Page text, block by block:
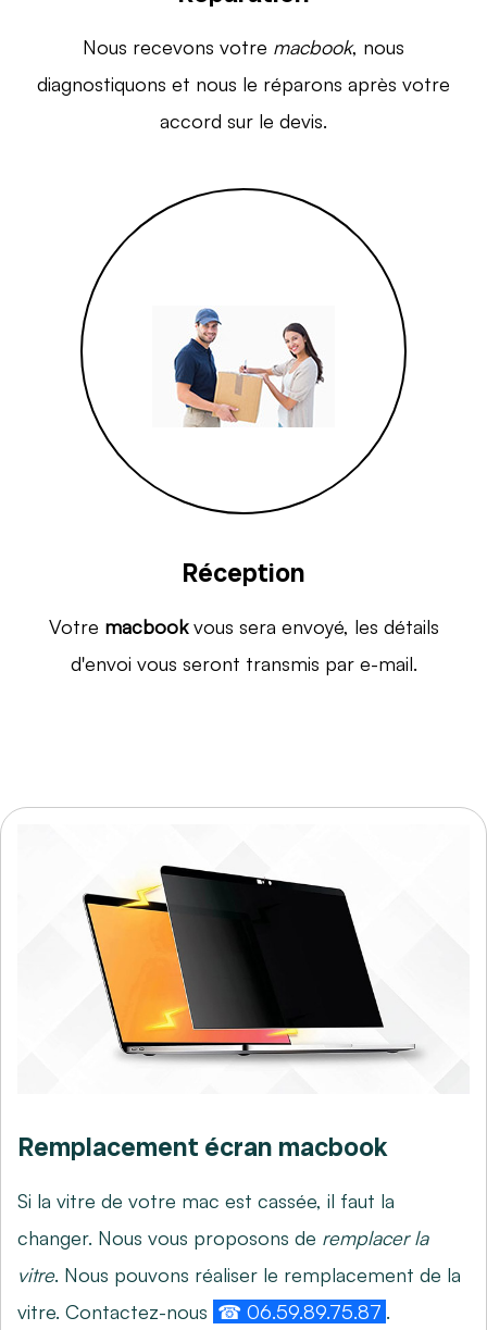
Nous recevons votre macbook, nous
diagnostiquons et nous le réparons après votre
accord sur le devis.
Réception
Votre macbookvous sera envoyé, les détails
d'envoi vous seront transmis par e-mail.
Remplacement écran macbook
Si la vitre de votre mac est cassée, il faut la
changer. Nous vous proposons de remplacer la
vitre. Nous pouvons réaliser le remplacement de la
vitre. Contactez-nous ☎ 06.59.89.75.87 .